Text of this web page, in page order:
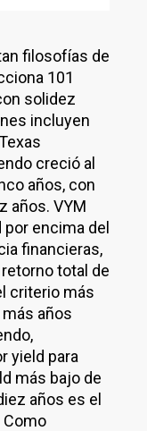
filosofías de
101
solidez
incluyen
creció al
años, con
años. VYM
encima del
financieras,
total de
criterio más
años
yield para
más bajo de
años es el
Como